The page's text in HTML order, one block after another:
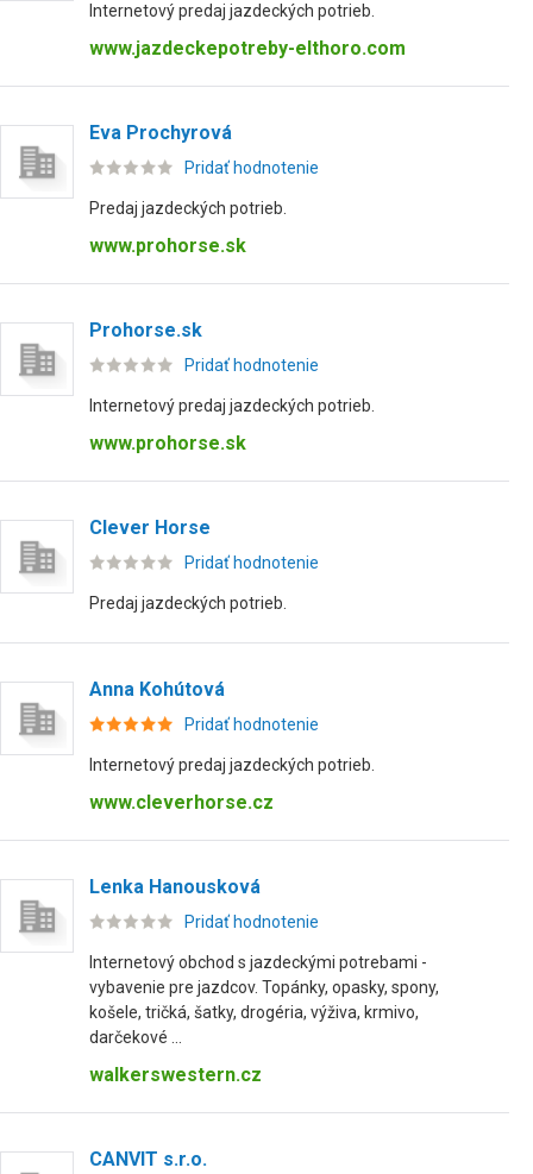
Internetový predaj jazdeckých potrieb.
www.jazdeckepotreby-elthoro.com
Eva Prochyrová
Pridať hodnotenie
Predaj jazdeckých potrieb.
www.prohorse.sk
Prohorse.sk
Pridať hodnotenie
Internetový predaj jazdeckých potrieb.
www.prohorse.sk
Clever Horse
Pridať hodnotenie
Predaj jazdeckých potrieb.
Anna Kohútová
Pridať hodnotenie
Internetový predaj jazdeckých potrieb.
www.cleverhorse.cz
Lenka Hanousková
Pridať hodnotenie
Internetový obchod s jazdeckými potrebami -
vybavenie pre jazdcov. Topánky, opasky, spony,
košele, tričká, šatky, drogéria, výživa, krmivo,
darčekové ...
walkerswestern.cz
CANVIT s.r.o.